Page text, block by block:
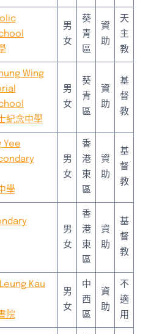
男
女
葵
青
區
資
助
天
主
教
Wing
紀念中學
男
女
葵
青
區
資
助
基
督
教
Yee
學
男
女
香
港
東
區
資
助
基
督
教
男
女
香
港
東
區
資
助
基
督
教
Kau
院
男
女
中
西
區
資
助
不
適
用